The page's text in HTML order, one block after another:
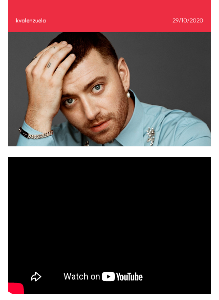
kvalenzuela 29/10/2020